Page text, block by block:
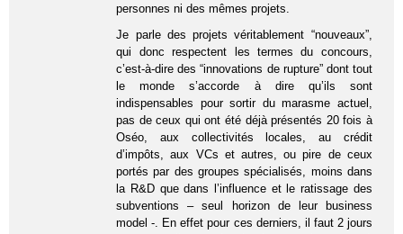
personnes ni des mêmes projets.
Je parle des projets véritablement “nouveaux”,
qui donc respectent les termes du concours,
c’est-à-dire des “innovations de rupture” dont tout
le monde s’accorde à dire qu’ils sont
indispensables pour sortir du marasme actuel,
pas de ceux qui ont été déjà présentés 20 fois à
Oséo, aux collectivités locales, au crédit
d’impôts, aux VCs et autres, ou pire de ceux
portés par des groupes spécialisés, moins dans
la R&D que dans l’influence et le ratissage des
subventions – seul horizon de leur business
model -. En effet pour ces derniers, il faut 2 jours